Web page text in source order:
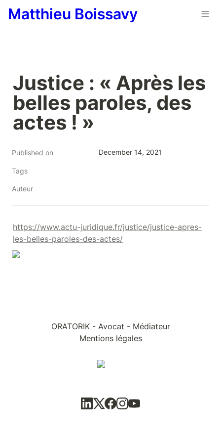
Matthieu Boissavy
Justice : « Après les
belles paroles, des
actes ! »
Published on December 14, 2021
Tags
Auteur
https://www.actu-juridique.fr/justice/justice-apres-
les-belles-paroles-des-actes/
ORATORIK - Avocat - Médiateur
Mentions légales